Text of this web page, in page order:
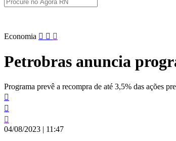
Pular
conteúdo
Economia
Petrobras anuncia
Programa prevê a recompra de até 3,5% das ações
04/08/2023 | 11:47